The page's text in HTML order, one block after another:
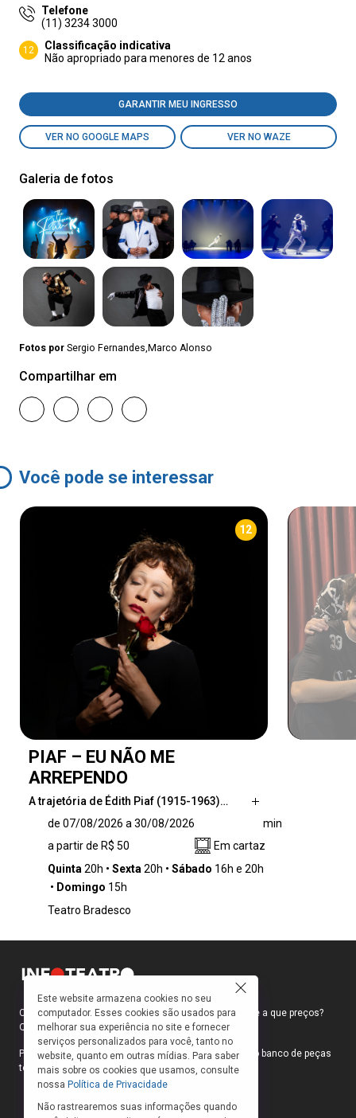
Telefone
(11) 3234 3000
12
Classificação indicativa
Não apropriado para menores de 12 anos
GARANTIR MEU INGRESSO
VER NO GOOGLE MAPS VER NO WAZE
Galeria de fotos
Fotos por Sergio Fernandes,Marco Alonso
Compartilhar em
Você pode se interessar
12
PIAF – EU NÃO ME
ARREPENDO
A trajetória de Édith Piaf (1915-1963)…
marcada por imenso sucesso, mas também
por muitas perdas, tropeços, recomeços,
desafios e superações. Uma das maiores
vozes do século XX, a cantora francesa
potência criativa toda a sua acidentada
palcos em um espetáculo inédito, com
dramaturgia de Newton Moreno e Alessandro
Toller, direção de Sergio Módena, Laila Garin
no papel-título em mais uma superprodução
da Aventura.
de 07/08/2026 a 30/08/2026
min
a partir de R$ 50
Em cartaz
Quinta 20h Sexta 20h Sábado 16h e 20h
Domingo 15h
Teatro Bradesco
Como faço para ir ao teatro? Onde compro ingressos e a que preços?
Quais peças estão em cartaz?
Para responder a essas e outras perguntas, criamos o banco de peças
teatrais do INFOTEATRO.
Este website armazena cookies no seu
computador. Esses cookies são usados para
melhorar sua experiência no site e fornecer
serviços personalizados para você, tanto no
website, quanto em outras mídias. Para saber
mais sobre os cookies que usamos, consulte
nossa Política de Privacidade
Não rastrearemos suas informações quando